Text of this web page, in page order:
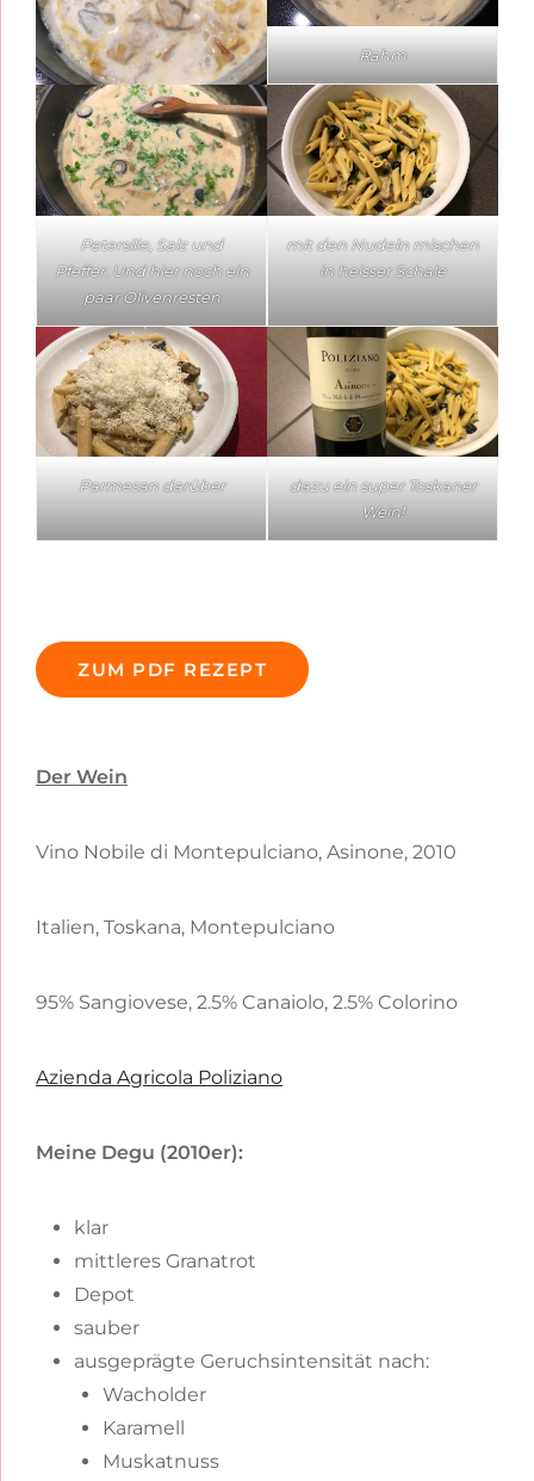
Rahm
Petersilie, Salz und
Pfeffer. Und hier noch ein
paar Olivenresten
mit den Nudeln mischen
in heisser Schale
Parmesan darüber
dazu ein super Toskaner
Wein!
ZUM PDF REZEPT
Der Wein
Vino Nobile di Montepulciano, Asinone, 2010
Italien, Toskana, Montepulciano
95% Sangiovese, 2.5% Canaiolo, 2.5% Colorino
Azienda Agricola Poliziano
Meine Degu (2010er):
klar
mittleres Granatrot
Depot
sauber
ausgeprägte Geruchsintensität nach:
Wacholder
Karamell
Muskatnuss